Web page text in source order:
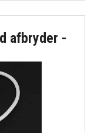
afbryder -